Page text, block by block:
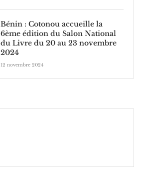
Bénin : Cotonou accueille la
6ème édition du Salon National
du Livre du 20 au 23 novembre
2024
12 novembre 2024